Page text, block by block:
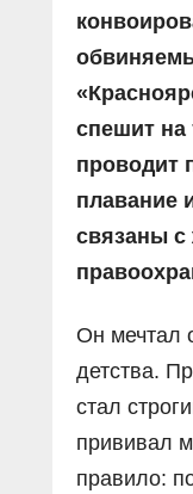
спешит на
проводит
плавание
связаны
Он мечтал
детства.
стал
прививал
правило: